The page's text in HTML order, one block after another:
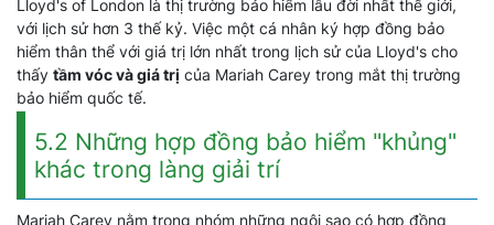
Lloyd's of London là thị trường bảo hiểm lâu đời nhất thế giới,
với lịch sử hơn 3 thế kỷ. Việc một cá nhân ký hợp đồng bảo
hiểm thân thể với giá trị lớn nhất trong lịch sử của Lloyd's cho
thấy tầm vóc và giá trị của Mariah Carey trong mắt thị trường
bảo hiểm quốc tế.
5.2 Những hợp đồng bảo hiểm "khủng"
khác trong làng giải trí
Mariah Carey nằm trong nhóm những ngôi sao có hợp đồng